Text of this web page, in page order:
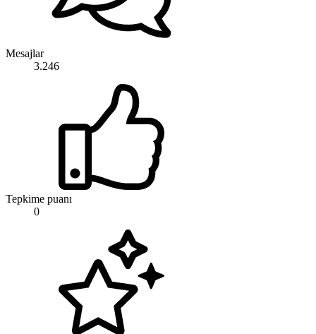
Mesajlar
3.246
Tepkime puanı
0